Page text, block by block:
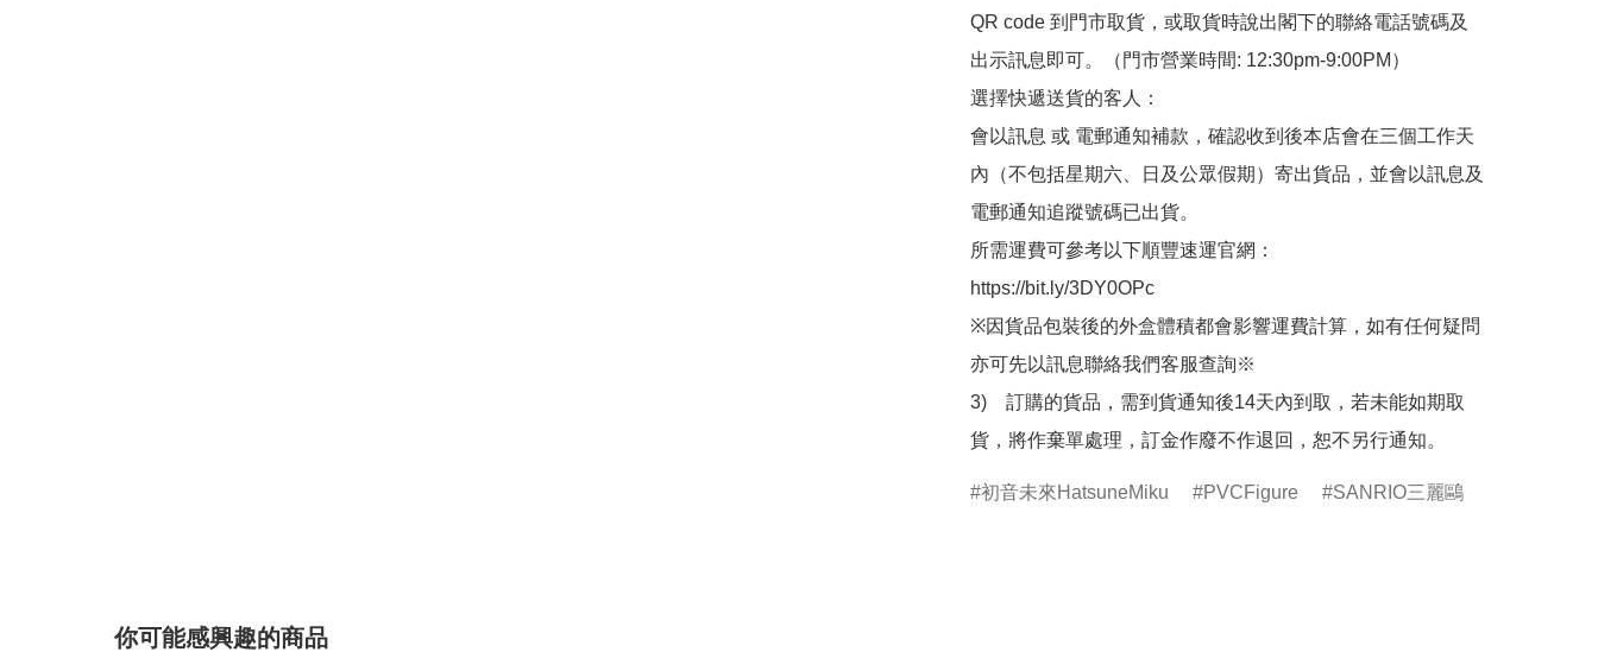
QR code 到門市取貨，或取貨時說出閣下的聯絡電話號碼及
出示訊息即可。（門市營業時間: 12:30pm-9:00PM）
選擇快遞送貨的客人：
會以訊息 或 電郵通知補款，確認收到後本店會在三個工作天
內（不包括星期六、日及公眾假期）寄出貨品，並會以訊息及
電郵通知追蹤號碼已出貨。
所需運費可參考以下順豐速運官網：
https://bit.ly/3DY0OPc
※因貨品包裝後的外盒體積都會影響運費計算，如有任何疑問
亦可先以訊息聯絡我們客服查詢※
3)　訂購的貨品，需到貨通知後14天內到取，若未能如期取
貨，將作棄單處理，訂金作廢不作退回，恕不另行通知。
初音未來HatsuneMiku PVCFigure SANRIO三麗鷗
你可能感興趣的商品